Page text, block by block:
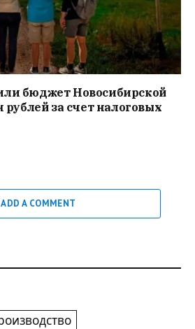
бюджет Новосибирской
рублей за счет налоговых
ADD A COMMENT